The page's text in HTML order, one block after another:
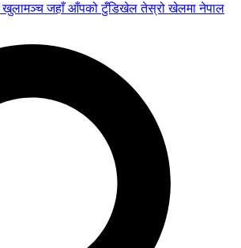
खुलामञ्च जहाँ आँपको टुँडिखेल तेस्रो खेलमा नेपाल